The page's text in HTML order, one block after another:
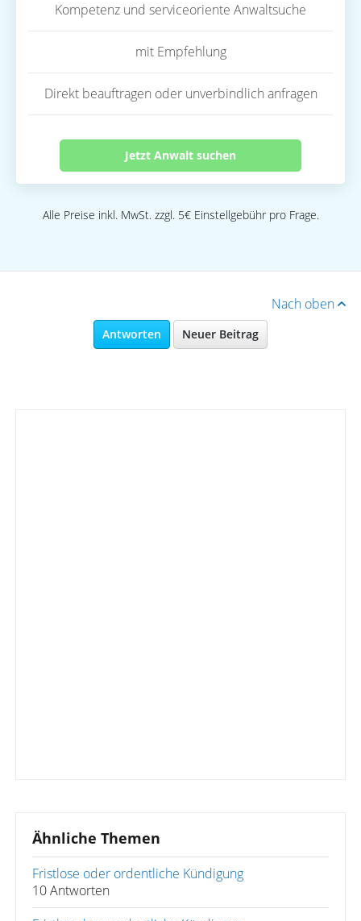
Kompetenz und serviceoriente Anwaltsuche
mit Empfehlung
Direkt beauftragen oder unverbindlich anfragen
Jetzt Anwalt suchen
Alle Preise inkl. MwSt. zzgl. 5€ Einstellgebühr pro Frage.
Nach oben
Antworten Neuer Beitrag
Ähnliche Themen
Fristlose oder ordentliche Kündigung
10 Antworten